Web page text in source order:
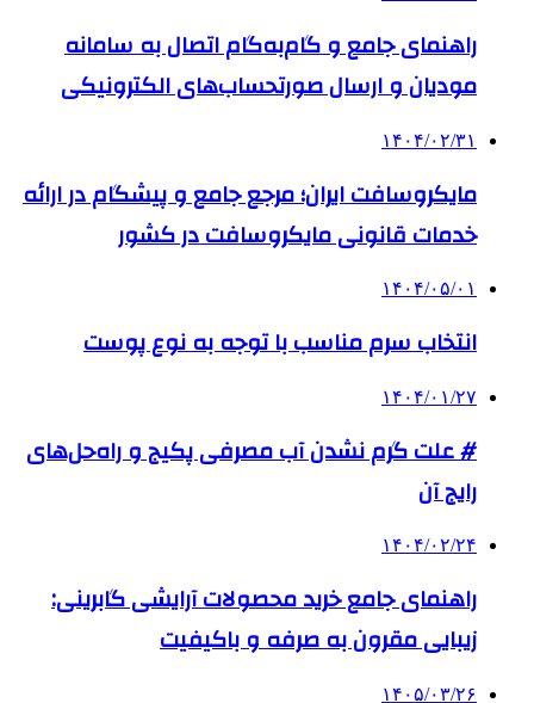
راهنمای جامع و گام‌به‌گام اتصال به سامانه
مودیان و ارسال صورتحساب‌های الکترونیکی
۱۴۰۴/۰۲/۳۱
مایکروسافت ایران؛ مرجع جامع و پیشگام در ارائه
خدمات قانونی مایکروسافت در کشور
۱۴۰۴/۰۵/۰۱
انتخاب سرم مناسب با توجه به نوع پوست
۱۴۰۴/۰۱/۲۷
# علت گرم نشدن آب مصرفی پکیج و راه‌حل‌های
رایج آن
۱۴۰۴/۰۲/۲۴
راهنمای جامع خرید محصولات آرایشی گابرینی:
زیبایی مقرون به صرفه و باکیفیت
۱۴۰۵/۰۳/۲۶